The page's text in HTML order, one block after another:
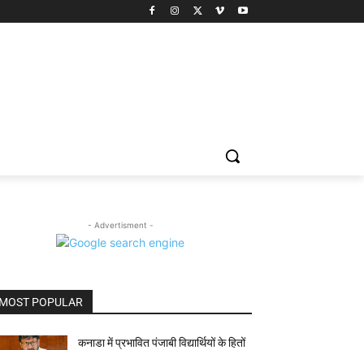
- Advertisment -
MOST POPULAR
कनाडा में प्रभावित पंजाबी विद्यार्थियों के हितों